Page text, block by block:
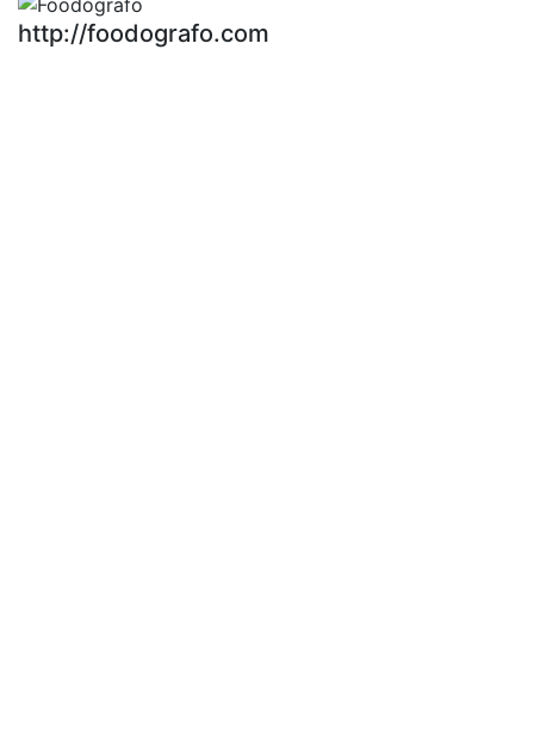
http://foodografo.com